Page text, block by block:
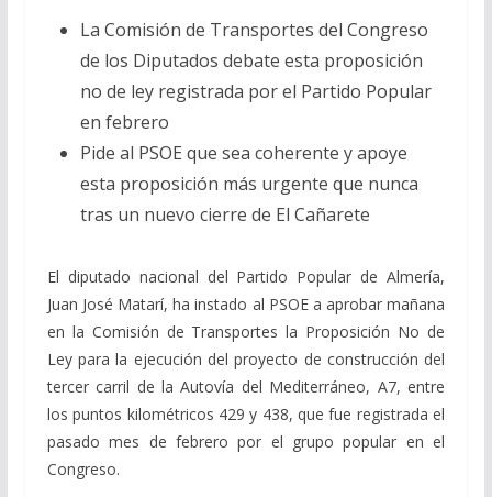
La Comisión de Transportes del Congreso
de los Diputados debate esta proposición
no de ley registrada por el Partido Popular
en febrero
Pide al PSOE que sea coherente y apoye
esta proposición más urgente que nunca
tras un nuevo cierre de El Cañarete
El diputado nacional del Partido Popular de Almería,
Juan José Matarí, ha instado al PSOE a aprobar mañana
en la Comisión de Transportes la Proposición No de
Ley para la ejecución del proyecto de construcción del
tercer carril de la Autovía del Mediterráneo, A7, entre
los puntos kilométricos 429 y 438, que fue registrada el
pasado mes de febrero por el grupo popular en el
Congreso.